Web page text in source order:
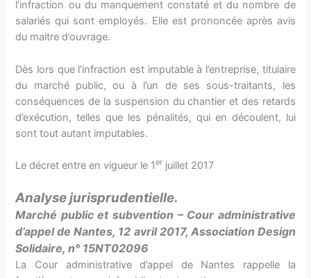
l’infraction ou du manquement constaté et du nombre de
salariés qui sont employés. Elle est prononcée après avis
du maitre d’ouvrage.
Dès lors que l’infraction est imputable à l’entreprise, titulaire
du marché public, ou à l’un de ses sous-traitants, les
conséquences de la suspension du chantier et des retards
d’exécution, telles que les pénalités, qui en découlent, lui
sont tout autant imputables.
Le décret entre en vigueur le 1er juillet 2017
Analysejurisprudentielle.
Marché public et subvention – Cour administrative
d’appel de Nantes, 12 avril 2017, Association Design
Solidaire, n° 15NT02096
La Cour administrative d’appel de Nantes rappelle la